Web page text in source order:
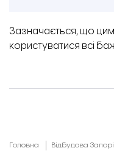
Зазначається, що
користуватися всі
Головна Відбудова